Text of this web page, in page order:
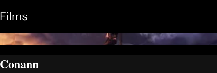
Films
Conann